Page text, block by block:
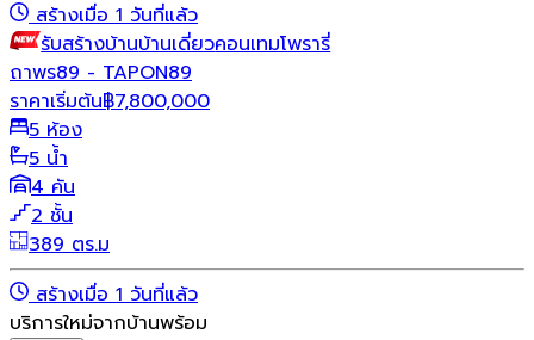
สร้างเมื่อ 1 วันที่แล้ว
รับสร้างบ้านบ้านเดี่ยวคอนเทมโพรารี่
ถาพร89 - TAPON89
ราคาเริ่มต้น฿7,800,000
5 ห้อง
5 น้ำ
4 คัน
2 ชั้น
389 ตร.ม
สร้างเมื่อ 1 วันที่แล้ว
บริการใหม่จากบ้านพร้อม